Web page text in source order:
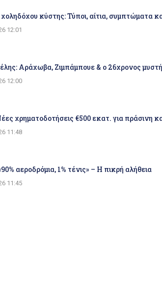
κύστης: Τύποι, αίτια, συμπτώματα
12:01
Αράχωβα, Ζιμπάμπουε & ο 26χρονος
12:00
χρηματοδοτήσεις €500 εκατ. για πράσινη
11:48
αεροδρόμια, 1% τένις» – Η πικρή αλήθεια
11:45